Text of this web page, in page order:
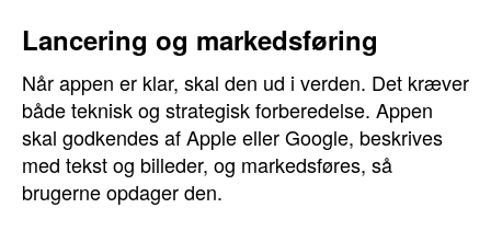
Lancering og markedsføring
Når appen er klar, skal den ud i verden. Det kræver
både teknisk og strategisk forberedelse. Appen
skal godkendes af Apple eller Google, beskrives
med tekst og billeder, og markedsføres, så
brugerne opdager den.